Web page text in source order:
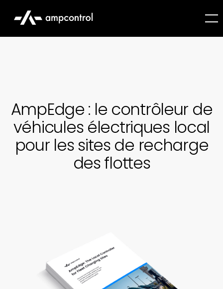
AmpEdge : le contrôleur de
véhicules électriques local
pour les sites de recharge
des flottes